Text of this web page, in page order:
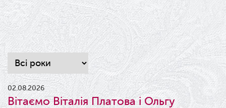
02.08.2026
Вітаємо Віталія Платова і Ольгу